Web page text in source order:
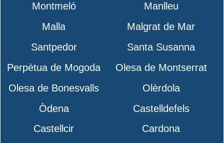
Montmeló
Manlleu
Malla
Malgrat de Mar
Santpedor
Santa Susanna
Perpètua de Mogoda
Olesa de Montserrat
Olesa de Bonesvalls
Olèrdola
Òdena
Castelldefels
Castellcir
Cardona